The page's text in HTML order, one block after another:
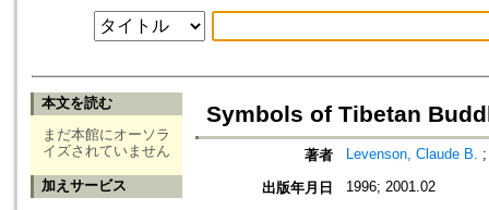
本文を読む
まだ本館にオーソラ
イズされていません
加えサービス
Symbols of Tibetan
著者 Levenson, Claude B.
出版年月日 1996; 2001.02